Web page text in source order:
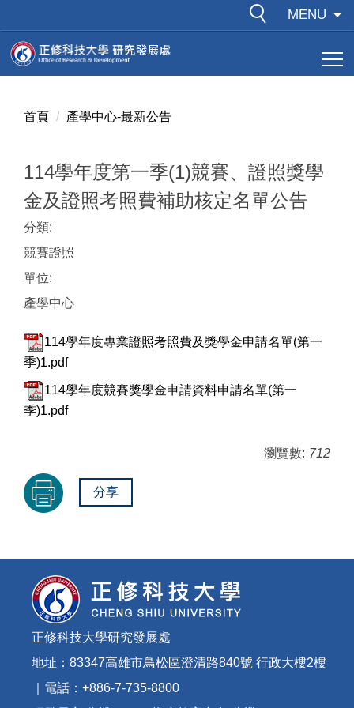
到
主
要
MENU
首頁 產學中心-最新公告
114學年度第一季(1)競賽、證照獎學
金及證照考照費補助核定名單公告
分類:
競賽證照
單位:
產學中心
114學年度專業證照考照費及獎學金申請名單(第一
季)1.pdf
114學年度競賽獎學金申請資料申請名單(第一
季)1.pdf
瀏覽數: 712
分享
正修科技大學研究發展處
地址：83347高雄市鳥松區澄清路840號 行政大樓2樓
｜電話：+886-7-735-8800